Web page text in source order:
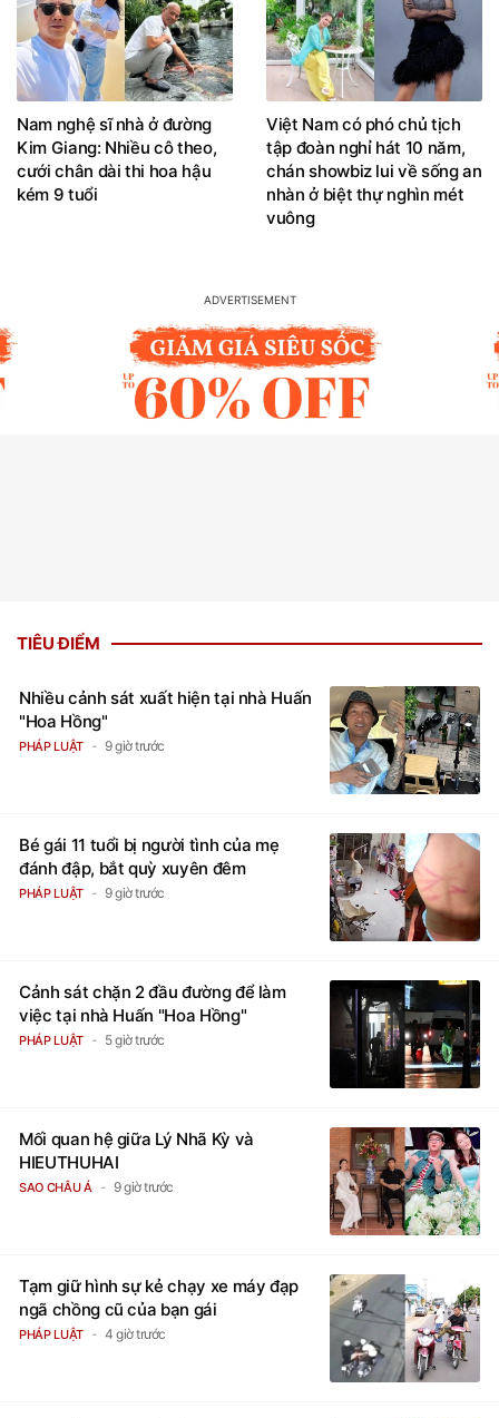
Nam nghệ sĩ nhà ở đường
Kim Giang: Nhiều cô theo,
cưới chân dài thi hoa hậu
kém 9 tuổi
Việt Nam có phó chủ tịch
tập đoàn nghỉ hát 10 năm,
chán showbiz lui về sống an
nhàn ở biệt thự nghìn mét
vuông
TIÊU ĐIỂM
Nhiều cảnh sát xuất hiện tại nhà Huấn
"Hoa Hồng"
PHÁP LUẬT 9 giờ trước
Bé gái 11 tuổi bị người tình của mẹ
đánh đập, bắt quỳ xuyên đêm
PHÁP LUẬT 9 giờ trước
Cảnh sát chặn 2 đầu đường để làm
việc tại nhà Huấn "Hoa Hồng"
PHÁP LUẬT 5 giờ trước
Mối quan hệ giữa Lý Nhã Kỳ và
HIEUTHUHAI
SAO CHÂU Á 9 giờ trước
Tạm giữ hình sự kẻ chạy xe máy đạp
ngã chồng cũ của bạn gái
PHÁP LUẬT 4 giờ trước